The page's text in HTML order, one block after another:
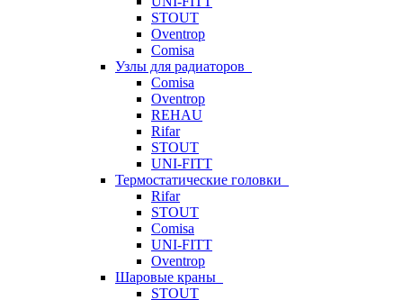
STOUT
Oventrop
Comisa
Узлы для радиаторов
Comisa
Oventrop
REHAU
Rifar
STOUT
UNI-FITT
Термостатические головки
Rifar
STOUT
Comisa
UNI-FITT
Oventrop
Шаровые краны
STOUT